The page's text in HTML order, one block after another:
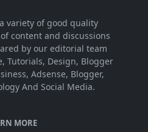
variety of good quality
content and discussions
by our editorial team
Tutorials, Design, Blogger
Adsense, Blogger,
And Social Media.
MORE